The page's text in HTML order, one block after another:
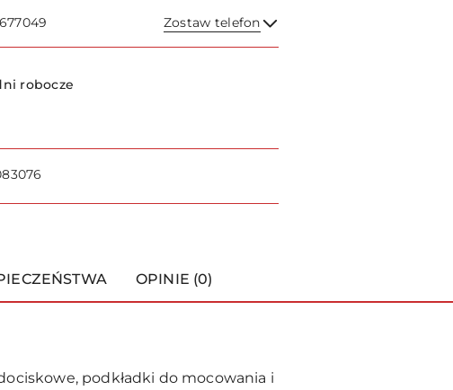
Zostaw telefon
Wyślij
robocze
OPINIE (0)
podkładki do mocowania i